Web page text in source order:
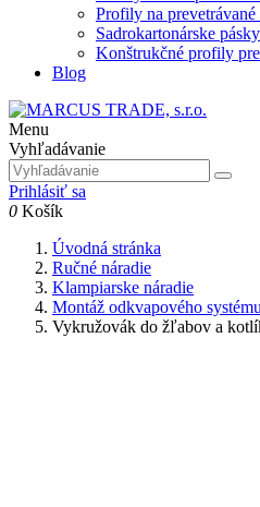
Profily na prevetrávané
Sadrokartonárske pásky
Konštrukčné profily
Blog
Menu
Vyhľadávanie
Prihlásiť sa
0 Košík
Úvodná stránka
Ručné náradie
Klampiarske náradie
Montáž odkvapového systému
Vykružovák do žľabov a